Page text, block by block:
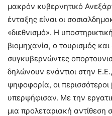
μακρόν κυβερνητικό
ένταξης είναι οι
«διεθνισμό». Η
βιομηχανία, ο τουρισμός και
συγκυβερνώντες
δηλώνουν ενάντιοι στην
ψηφοφορία, οι
υπερψήφισαν. Με την
μια προλεταριακή αντίθεση